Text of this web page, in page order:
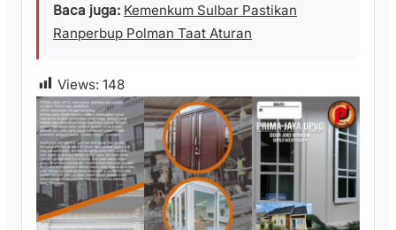
Baca juga: Kemenkum Sulbar Pastikan
Ranperbup Polman Taat Aturan
Views: 148